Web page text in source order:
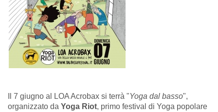
Il 7 giugno al LOA Acrobax si terrà "Yoga dal basso",
organizzato da Yoga Riot, primo festival di Yoga popolare